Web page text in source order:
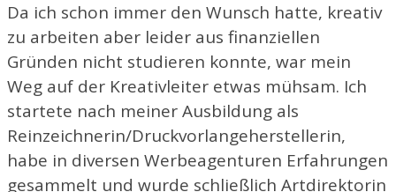
Da ich schon immer den Wunsch hatte, kreativ
zu arbeiten aber leider aus finanziellen
Gründen nicht studieren konnte, war mein
Weg auf der Kreativleiter etwas mühsam. Ich
startete nach meiner Ausbildung als
Reinzeichnerin/Druckvorlangeherstellerin,
habe in diversen Werbeagenturen Erfahrungen
gesammelt und wurde schließlich Artdirektorin